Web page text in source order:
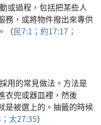
或過程 ， 包括把某些人
務 ， 或將物件撥出來專供
。（民7:1； 約17:17；
採用的常見做法 。 方法是
衣兜或器皿裡 ， 然後
是被選 上的 。 抽籤的時候
太27:35）